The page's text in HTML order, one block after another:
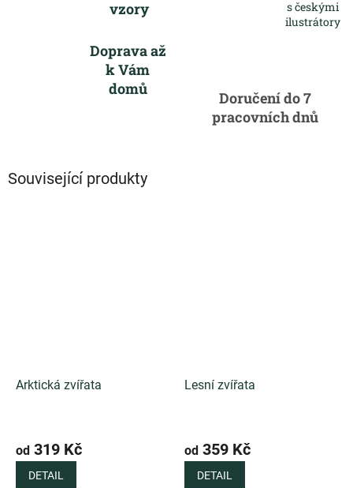
vzory
s českými
ilustrátory
Doprava až
k Vám
domů
Doručení do 7
pracovních dnů
Související produkty
Arktická zvířata
od 319 Kč
DETAIL
Lesní zvířata
od 359 Kč
DETAIL